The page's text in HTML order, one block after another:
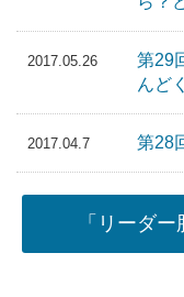
2017.05.26
第29
んど
2017.04.7 第28
「リーダ